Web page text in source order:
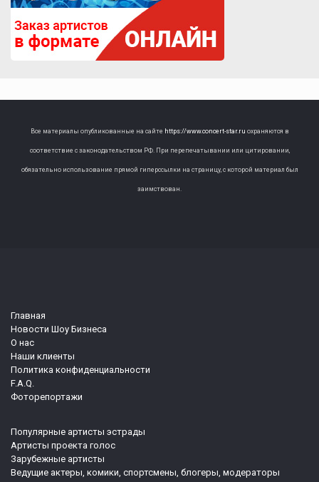
Все материалы опубликованные на сайте https://www.concert-star.ru охраняются в
соответствие с законодательством РФ. При перепечатывании или цитировании,
обязательно использование прямой гиперссылки на страницу, с которой материал был
заимствован.
Главная
Новости Шоу Бизнеса
О нас
Наши клиенты
Политика конфиденциальности
F.A.Q.
Фоторепортажи
Популярные артисты эстрады
Артисты проекта голос
Зарубежные артисты
Ведущие актеры, комики, спортсмены, блогеры, модераторы